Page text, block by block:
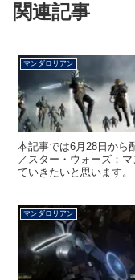
関連記事
マンダロリアン
本記事では6月28日から
／スター・ウォーズ：
ていきたいと思います
マンダロリアン